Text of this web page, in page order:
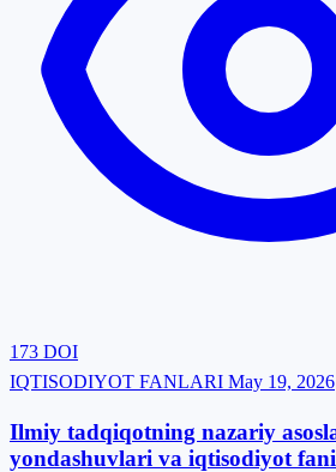
173 DOI
IQTISODIYOT FANLARI May 19, 2026
Ilmiy tadqiqotning nazariy
yondashuvlari va iqtisodiyot